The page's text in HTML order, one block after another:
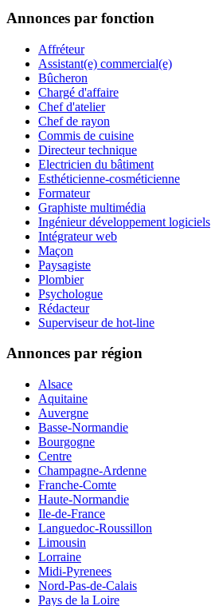
Annonces par fonction
Affréteur
Assistant(e) commercial(e)
Bûcheron
Chargé d'affaire
Chef d'atelier
Chef de rayon
Commis de cuisine
Directeur technique
Electricien du bâtiment
Esthéticienne-cosméticienne
Formateur
Graphiste multimédia
Ingénieur développement logiciels
Intégrateur web
Maçon
Paysagiste
Plombier
Psychologue
Rédacteur
Superviseur de hot-line
Annonces par région
Alsace
Aquitaine
Auvergne
Basse-Normandie
Bourgogne
Centre
Champagne-Ardenne
Franche-Comte
Haute-Normandie
Ile-de-France
Languedoc-Roussillon
Limousin
Lorraine
Midi-Pyrenees
Nord-Pas-de-Calais
Pays de la Loire